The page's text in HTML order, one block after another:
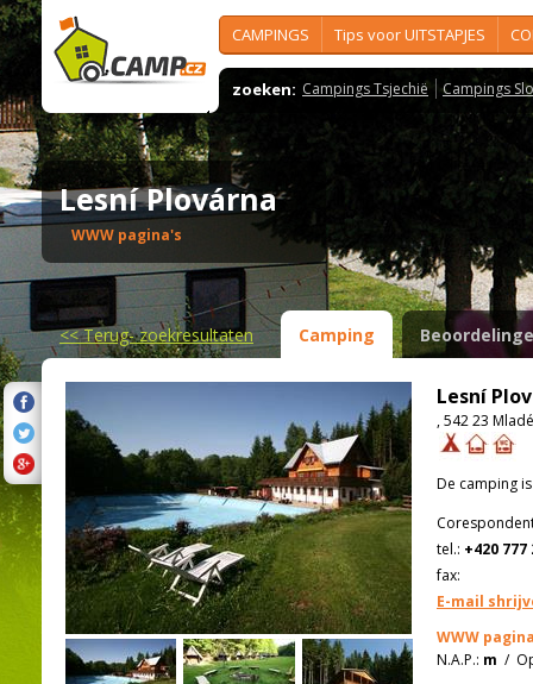
CAMPINGS Tips voor UITSTAPJES
zoeken: Campings Tsjechië Campings
Lesní Plovárna
WWW pagina's
<<Terug- zoekresultaten Camping
Lesní
, 542 23
De camping
tel.: +420 777
fax:
E-mail
WWW
N.A.P.: m /